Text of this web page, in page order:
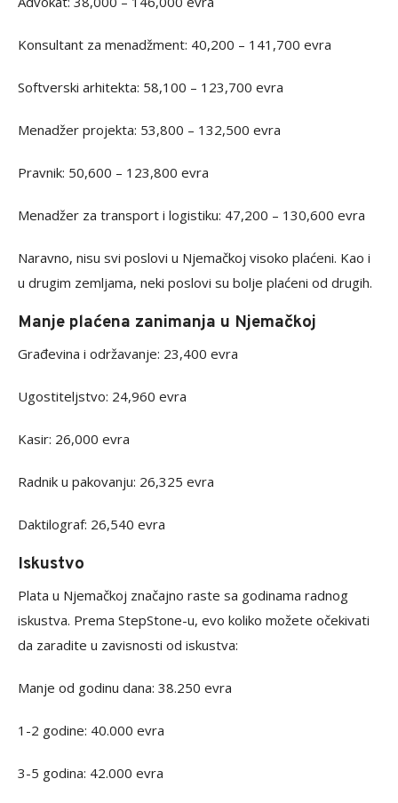
Konsultant za menadžment: 40,200 – 141,700 evra
Softverski arhitekta: 58,100 – 123,700 evra
Menadžer projekta: 53,800 – 132,500 evra
Pravnik: 50,600 – 123,800 evra
Menadžer za transport i logistiku: 47,200 – 130,600 evra
Naravno, nisu svi poslovi u Njemačkoj visoko plaćeni. Kao i
u drugim zemljama, neki poslovi su bolje plaćeni od drugih.
Manje plaćena zanimanja u Njemačkoj
Građevina i održavanje: 23,400 evra
Ugostiteljstvo: 24,960 evra
Kasir: 26,000 evra
Radnik u pakovanju: 26,325 evra
Daktilograf: 26,540 evra
Iskustvo
Plata u Njemačkoj značajno raste sa godinama radnog
iskustva. Prema StepStone-u, evo koliko možete očekivati
da zaradite u zavisnosti od iskustva:
Manje od godinu dana: 38.250 evra
1-2 godine: 40.000 evra
3-5 godina: 42.000 evra